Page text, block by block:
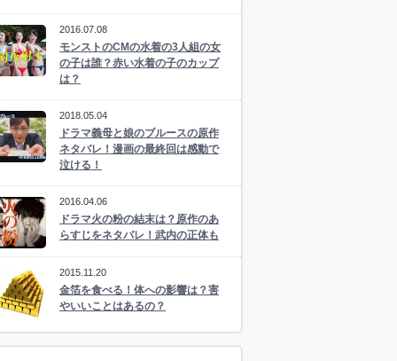
2016.07.08
モンストのCMの水着の3人組の女
の子は誰？赤い水着の子のカップ
は？
2018.05.04
ドラマ義母と娘のブルースの原作
ネタバレ！漫画の最終回は感動で
泣ける！
2016.04.06
ドラマ火の粉の結末は？原作のあ
らすじをネタバレ！武内の正体も
2015.11.20
金箔を食べる！体への影響は？害
やいいことはあるの？